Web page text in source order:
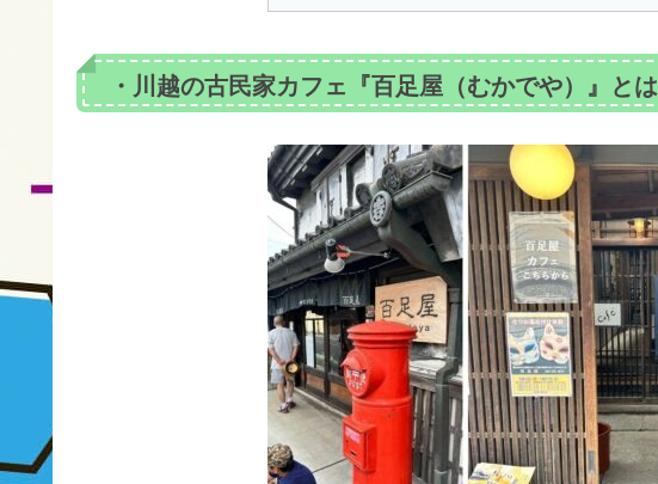
・川越の古民家カフェ『百足屋（むかでや）』とは